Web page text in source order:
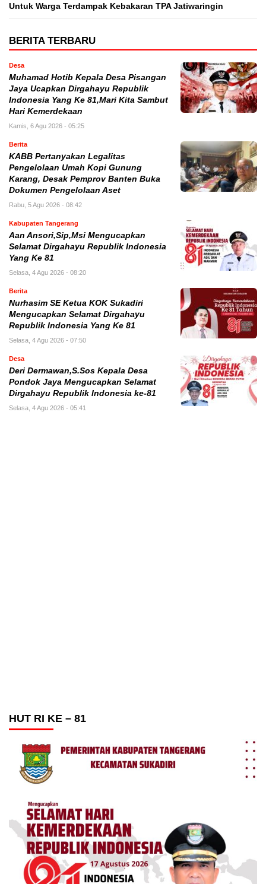
Untuk Warga Terdampak Kebakaran TPA Jatiwaringin
BERITA TERBARU
Desa
Muhamad Hotib Kepala Desa Pisangan
Jaya Ucapkan Dirgahayu Republik
Indonesia Yang Ke 81,Mari Kita Sambut
Hari Kemerdekaan
Kamis, 6 Agu 2026 - 05:25
Berita
KABB Pertanyakan Legalitas
Pengelolaan Umah Kopi Gunung
Karang, Desak Pemprov Banten Buka
Dokumen Pengelolaan Aset
Rabu, 5 Agu 2026 - 08:42
Kabupaten Tangerang
Aan Ansori,Sip,Msi Mengucapkan
Selamat Dirgahayu Republik Indonesia
Yang Ke 81
Selasa, 4 Agu 2026 - 08:20
Berita
Nurhasim SE Ketua KOK Sukadiri
Mengucapkan Selamat Dirgahayu
Republik Indonesia Yang Ke 81
Selasa, 4 Agu 2026 - 07:50
Desa
Deri Dermawan,S.Sos Kepala Desa
Pondok Jaya Mengucapkan Selamat
Dirgahayu Republik Indonesia ke-81
Selasa, 4 Agu 2026 - 05:41
HUT RI KE – 81